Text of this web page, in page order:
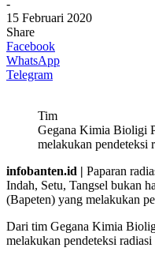
-
15 Februari 2020
Share
Facebook
WhatsApp
Telegram
Tim
Gegana Kimia Bioligi
melakukan pendeteksi
infobanten.id | Paparan
Indah, Setu, Tangsel bukan
(Bapeten) yang melakukan
Dari tim Gegana Kimia
melakukan pendeteksi